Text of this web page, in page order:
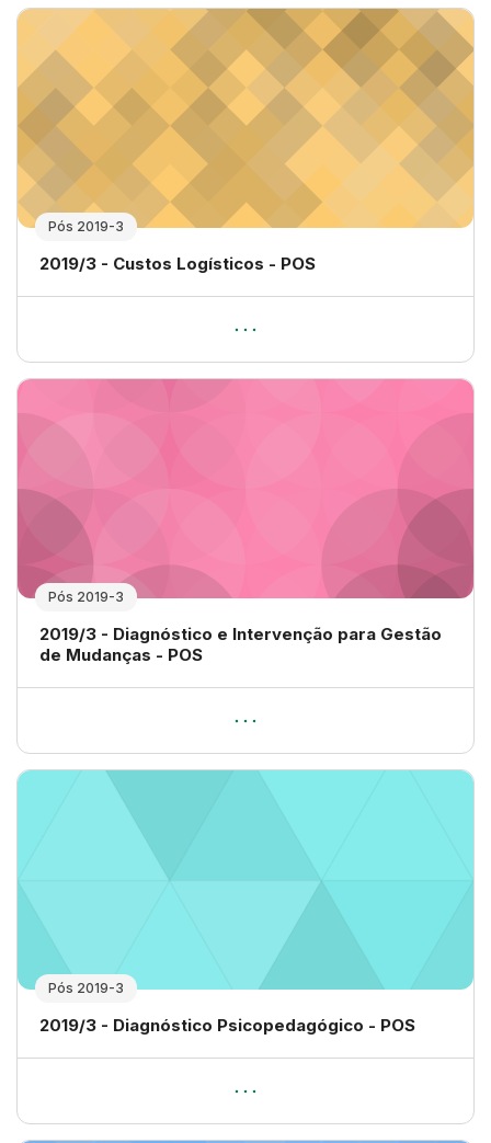
Pós 2019-3
Nome da disciplina
2019/3 - Custos Logísticos - POS
Pós 2019-3
Nome da disciplina
2019/3 - Diagnóstico e Intervenção para Gestão
de Mudanças - POS
Pós 2019-3
Nome da disciplina
2019/3 - Diagnóstico Psicopedagógico - POS